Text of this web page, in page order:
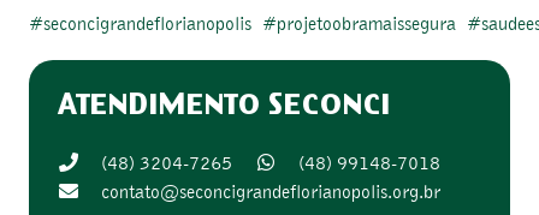
#seconcigrandeflorianopolis #projetoobramaissegura
ATENDIMENTO SECONCI
(48) 3204-7265
(48) 99148-7018
contato@seconcigrandeflorianopolis.org.br